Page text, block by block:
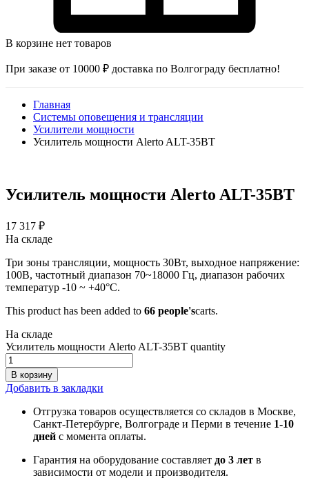
В корзине нет товаров
При заказе от 10000 ₽ доставка по Волгограду бесплатно!
Главная
Системы оповещения и трансляции
Усилители мощности
Усилитель мощности Alerto ALT-35BT
Усилитель мощности Alerto ALT-35BT
17 317 ₽
На складе
Три зоны трансляции, мощность 30Вт, выходное напряжение:
100В, частотный диапазон 70~18000 Гц, диапазон рабочих
температур -10 ~ +40°С.
This product has been added to 66 people'scarts.
На складе
Усилитель мощности Alerto ALT-35BT quantity
В корзину
Добавить в закладки
Отгрузка товаров осуществляется со складов в Москве,
Санкт-Петербурге, Волгограде и Перми в течение 1-10
дней с момента оплаты.
Гарантия на оборудование составляет до 3 лет в
зависимости от модели и производителя.